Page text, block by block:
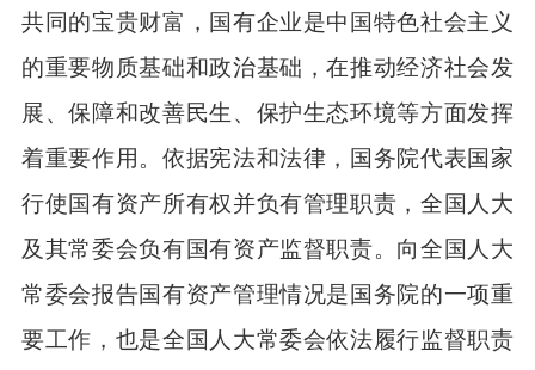
共同的宝贵财富，国有企业是中国特色社会主义
的重要物质基础和政治基础，在推动经济社会发
展、保障和改善民生、保护生态环境等方面发挥
着重要作用。依据宪法和法律，国务院代表国家
行使国有资产所有权并负有管理职责，全国人大
及其常委会负有国有资产监督职责。向全国人大
常委会报告国有资产管理情况是国务院的一项重
要工作，也是全国人大常委会依法履行监督职责